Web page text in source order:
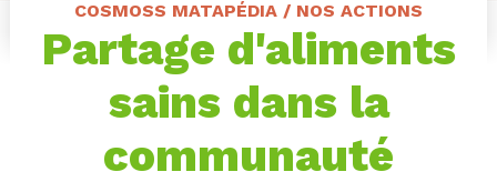
COSMOSS MATAPÉDIA / NOS ACTIONS
Partage d'aliments
sains dans la
communauté